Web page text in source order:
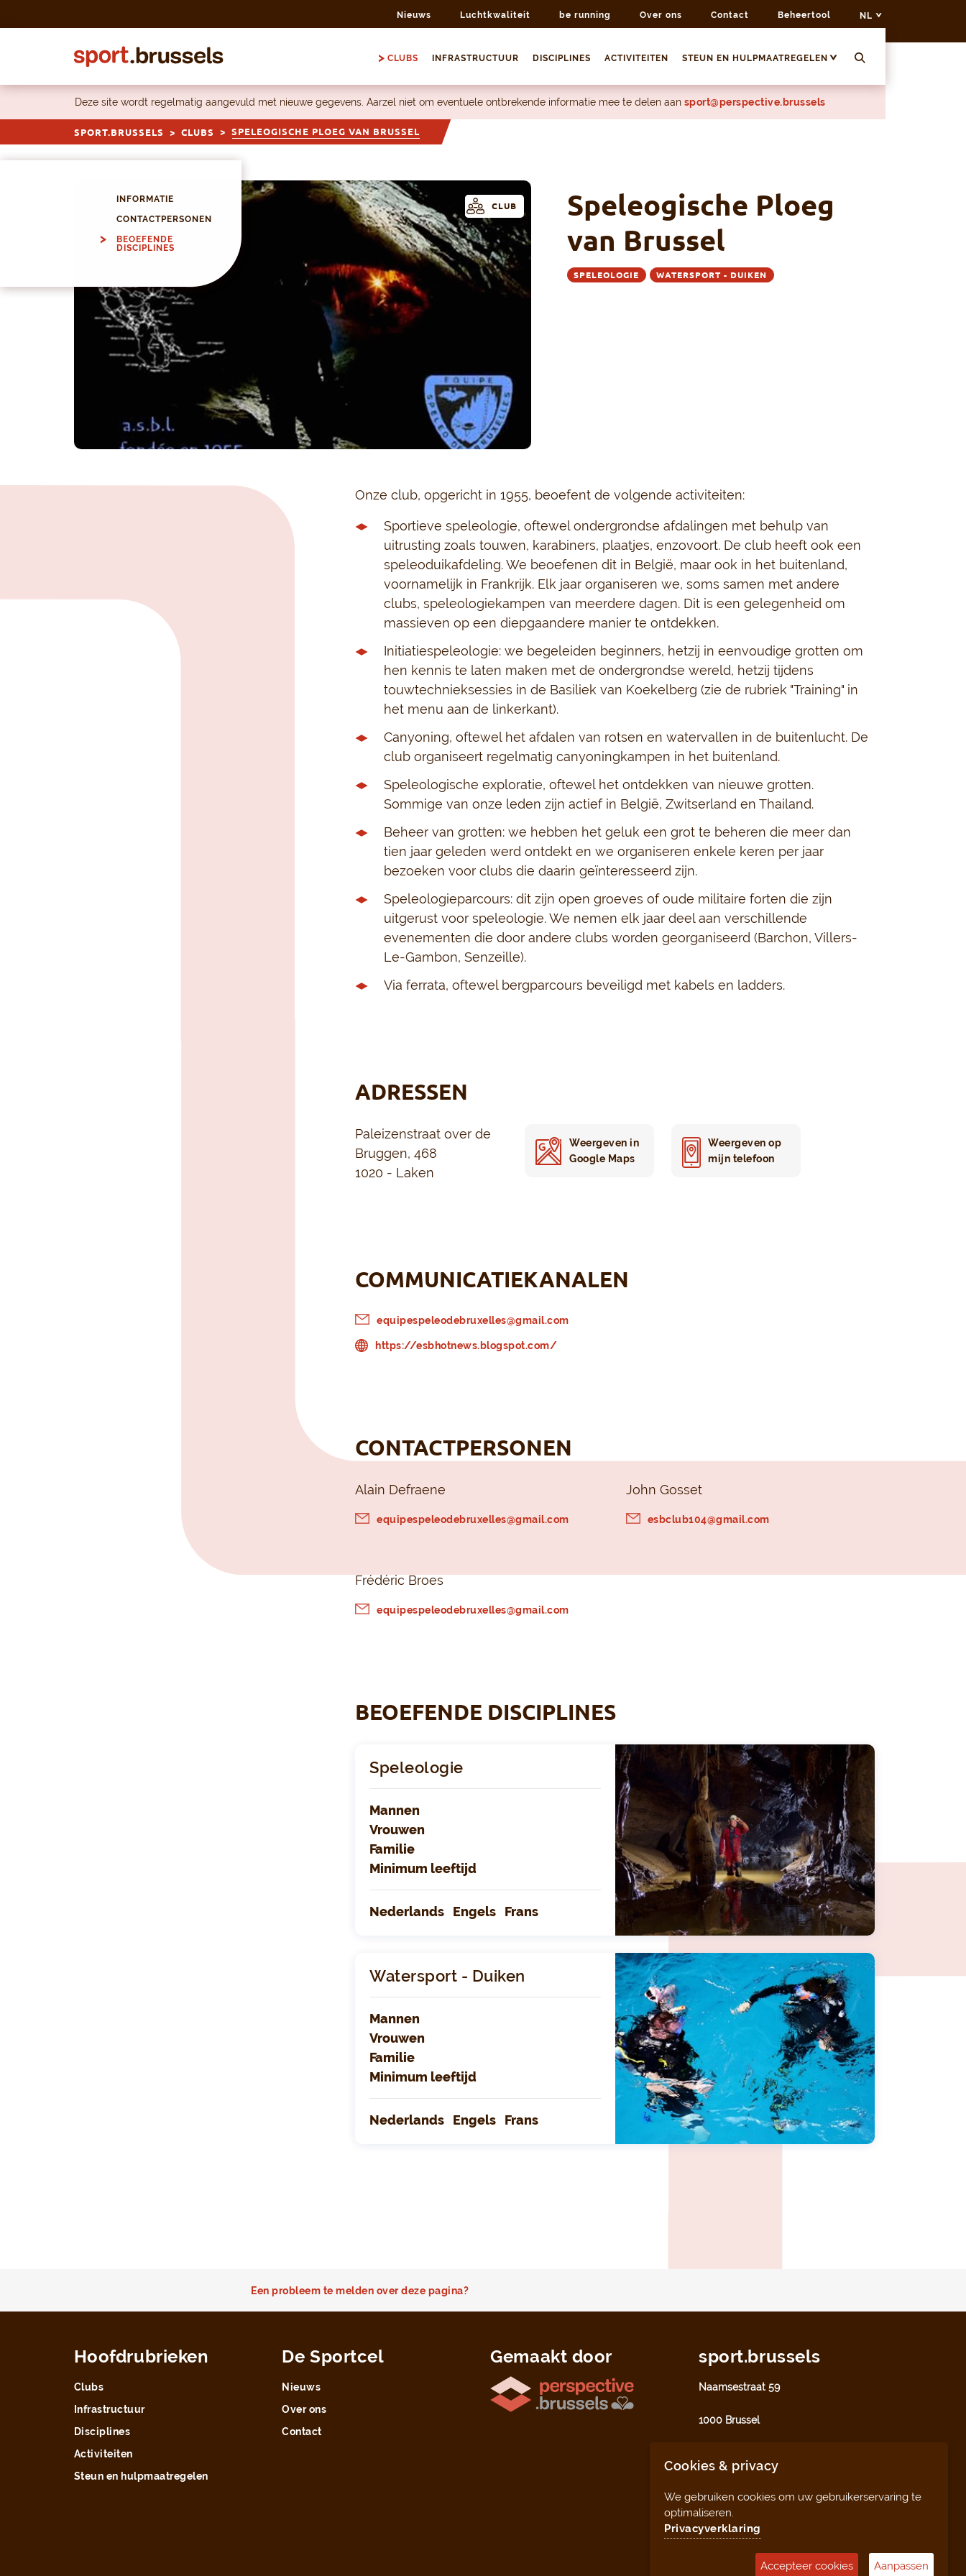
Nieuws Luchtkwaliteit be running Over ons Contact Beheertool NL
CLUBS INFRASTRUCTUUR DISCIPLINES ACTIVITEITEN STEUN EN HULPMAATREGELEN
Deze site wordt regelmatig aangevuld met nieuwe gegevens. Aarzel niet om eventuele ontbrekende informatie mee te delen aan sport@perspective.brussels
SPORT.BRUSSELS CLUBS SPELEOGISCHE PLOEG VAN BRUSSEL
INFORMATIE
CONTACTPERSONEN
BEOEFENDE
DISCIPLINES
CLUB
Speleogische Ploeg
van Brussel
SPELEOLOGIE WATERSPORT - DUIKEN
Onze club, opgericht in 1955, beoefent de volgende activiteiten:
Sportieve speleologie, oftewel ondergrondse afdalingen met behulp van
uitrusting zoals touwen, karabiners, plaatjes, enzovoort. De club heeft ook een
speleoduikafdeling. We beoefenen dit in België, maar ook in het buitenland,
voornamelijk in Frankrijk. Elk jaar organiseren we, soms samen met andere
clubs, speleologiekampen van meerdere dagen. Dit is een gelegenheid om
massieven op een diepgaandere manier te ontdekken.
Initiatiespeleologie: we begeleiden beginners, hetzij in eenvoudige grotten om
hen kennis te laten maken met de ondergrondse wereld, hetzij tijdens
touwtechnieksessies in de Basiliek van Koekelberg (zie de rubriek "Training" in
het menu aan de linkerkant).
Canyoning, oftewel het afdalen van rotsen en watervallen in de buitenlucht. De
club organiseert regelmatig canyoningkampen in het buitenland.
Speleologische exploratie, oftewel het ontdekken van nieuwe grotten.
Sommige van onze leden zijn actief in België, Zwitserland en Thailand.
Beheer van grotten: we hebben het geluk een grot te beheren die meer dan
tien jaar geleden werd ontdekt en we organiseren enkele keren per jaar
bezoeken voor clubs die daarin geïnteresseerd zijn.
Speleologieparcours: dit zijn open groeves of oude militaire forten die zijn
uitgerust voor speleologie. We nemen elk jaar deel aan verschillende
evenementen die door andere clubs worden georganiseerd (Barchon, Villers-
Le-Gambon, Senzeille).
Via ferrata, oftewel bergparcours beveiligd met kabels en ladders.
ADRESSEN
Paleizenstraat over de
Bruggen, 468
1020 - Laken
Weergeven in
Google Maps
Weergeven op
mijn telefoon
COMMUNICATIEKANALEN
equipespeleodebruxelles@gmail.com
https://esbhotnews.blogspot.com/
CONTACTPERSONEN
Alain Defraene
equipespeleodebruxelles@gmail.com
John Gosset
esbclub104@gmail.com
Frédéric Broes
equipespeleodebruxelles@gmail.com
BEOEFENDE DISCIPLINES
Speleologie
Mannen
Vrouwen
Familie
Minimum leeftijd
Nederlands Engels Frans
Watersport - Duiken
Mannen
Vrouwen
Familie
Minimum leeftijd
Nederlands Engels Frans
Een probleem te melden over deze pagina?
Hoofdrubrieken
Clubs
Infrastructuur
Disciplines
Activiteiten
Steun en hulpmaatregelen
De Sportcel
Nieuws
Over ons
Contact
Gemaakt door sport.brussels
Naamsestraat 59
1000 Brussel
Cookies & privacy
We gebruiken cookies om uw gebruikerservaring te
optimaliseren.
Privacyverklaring
Accepteer cookies Aanpassen